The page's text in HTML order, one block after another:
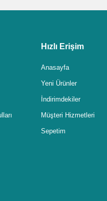
Hızlı Erişim
Anasayfa
Yeni Ürünler
İndirimdekiler
Müşteri Hizmetleri
Sepetim